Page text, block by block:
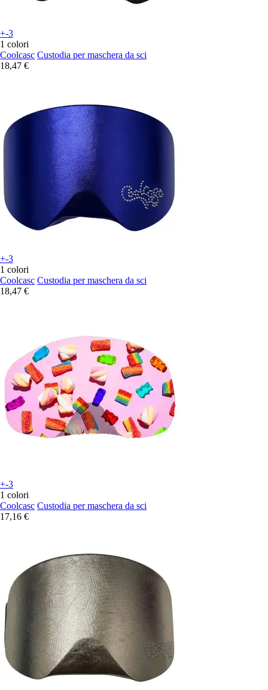
+-3
1 colori
Coolcasc Custodia per maschera da sci
18,47 €
+-3
1 colori
Coolcasc Custodia per maschera da sci
18,47 €
+-3
1 colori
Coolcasc Custodia per maschera da sci
17,16 €